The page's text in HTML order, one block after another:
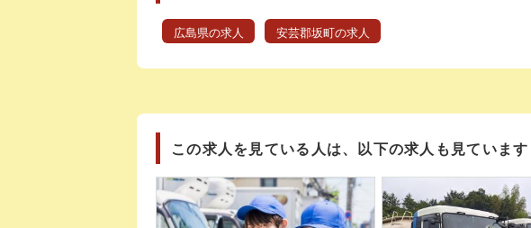
広島県の求人 安芸郡坂町の求人
この求人を見ている人は、以下の求人も見ています